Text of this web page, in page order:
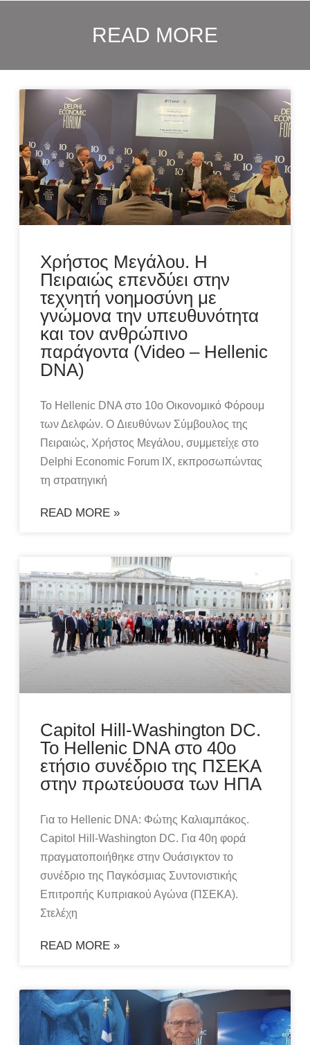
READ MORE
Χρήστος Μεγάλου. H
Πειραιώς επενδύει στην
τεχνητή νοημοσύνη με
γνώμονα την υπευθυνότητα
και τον ανθρώπινο
παράγοντα (Video – Hellenic
DNA)
Το Hellenic DNA στο 10ο Οικονομικό Φόρουμ
των Δελφών. O Διευθύνων Σύμβουλος της
Πειραιώς, Χρήστος Μεγάλου, συμμετείχε στο
Delphi Economic Forum IX, εκπροσωπώντας
τη στρατηγική
READ MORE »
Capitol Hill-Washington DC.
Το Hellenic DNA στο 40o
ετήσιο συνέδριο της ΠΣΕΚΑ
στην πρωτεύουσα των ΗΠΑ
Για το Hellenic DNA: Φώτης Καλιαμπάκος.
Capitol Hill-Washington DC. Για 40η φορά
πραγματοποιήθηκε στην Ουάσιγκτον το
συνέδριο της Παγκόσμιας Συντονιστικής
Επιτροπής Κυπριακού Αγώνα (ΠΣΕΚΑ).
Στελέχη
READ MORE »